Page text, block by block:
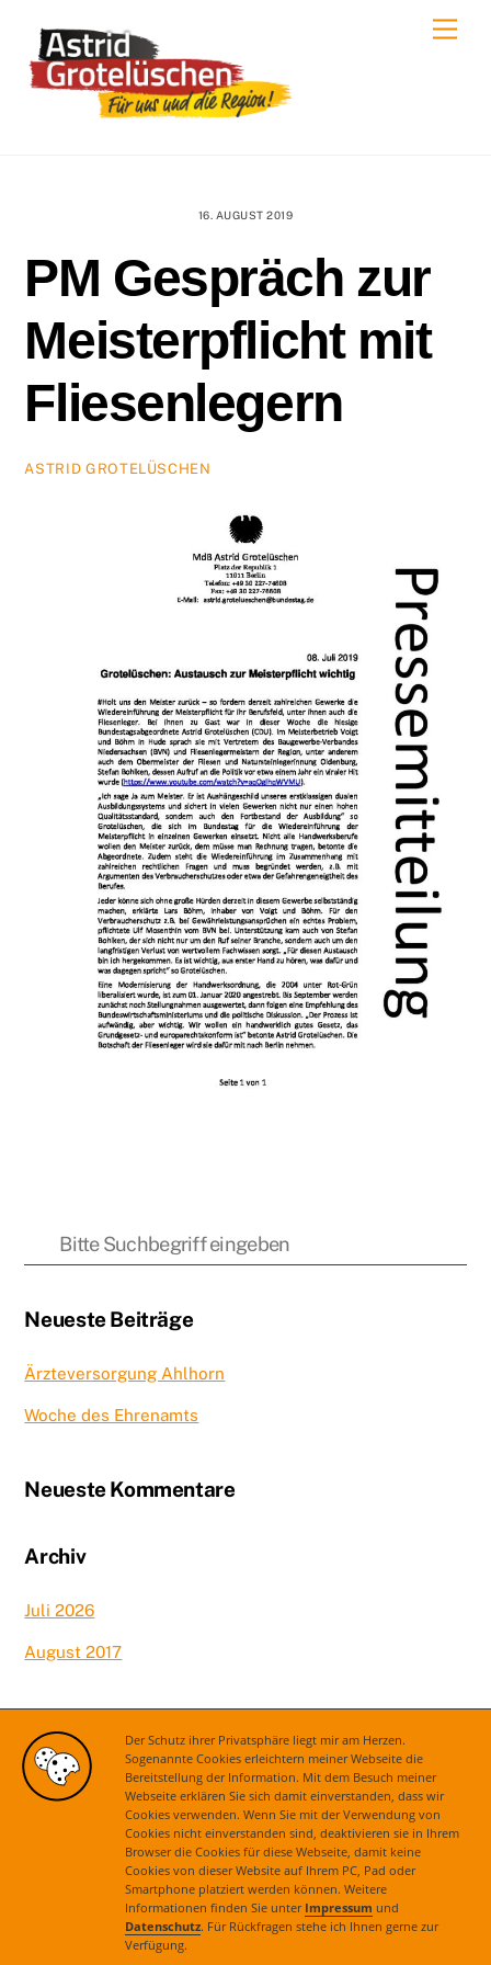
Der Schutz ihrer Privatsphäre liegt mir am Herzen.
Sogenannte Cookies erleichtern meiner Webseite die
Bereitstellung der Information. Mit dem Besuch meiner
Webseite erklären Sie sich damit einverstanden, dass wir
Cookies verwenden. Wenn Sie mit der Verwendung von
Cookies nicht einverstanden sind, deaktivieren sie in Ihrem
Browser die Cookies für diese Webseite, damit keine
Cookies von dieser Website auf Ihrem PC, Pad oder
Smartphone platziert werden können. Weitere
Informationen finden Sie unter Impressum und
Datenschutz. Für Rückfragen stehe ich Ihnen gerne zur
Verfügung.
content
16. AUGUST 2019
PM Gespräch zur
Meisterpflicht mit
Fliesenlegern
ASTRID GROTELÜSCHEN
Neueste Beiträge
Ärzteversorgung Ahlhorn
Woche des Ehrenamts
Neueste Kommentare
Archiv
Juli 2026
August 2017
Kategorien
Aktuelles